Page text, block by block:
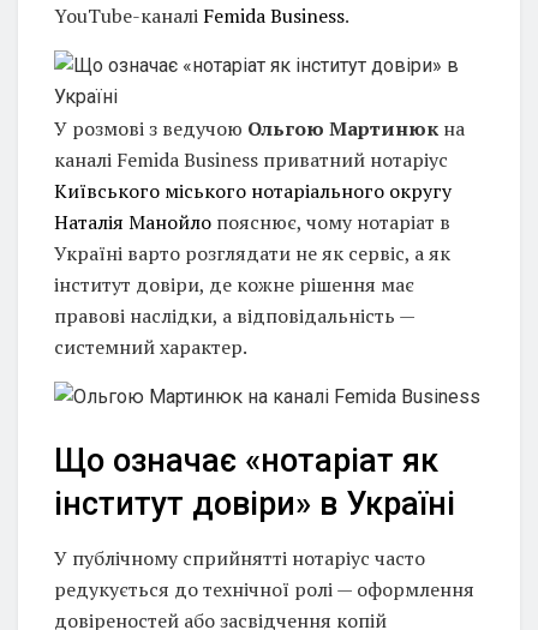
YouTube-каналі Femida Business.
У розмові з ведучою Ольгою Мартинюк на
каналі Femida Business приватний нотаріус
Київського міського нотаріального округу
Наталія Манойло пояснює, чому нотаріат в
Україні варто розглядати не як сервіс, а як
інститут довіри, де кожне рішення має
правові наслідки, а відповідальність —
системний характер.
Що означає «нотаріат як
інститут довіри» в Україні
У публічному сприйнятті нотаріус часто
редукується до технічної ролі — оформлення
довіреностей або засвідчення копій